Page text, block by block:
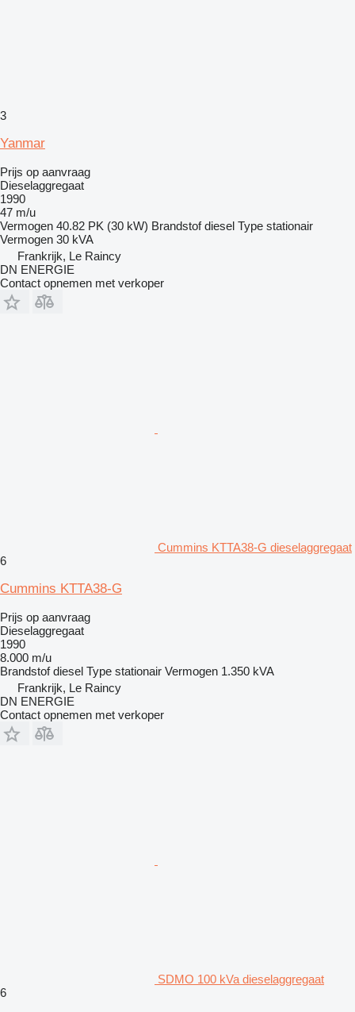
3
Yanmar
Prijs op aanvraag
Dieselaggregaat
1990
47 m/u
Vermogen 40.82 PK (30 kW) Brandstof diesel Type stationair
Vermogen 30 kVA
Frankrijk, Le Raincy
DN ENERGIE
Contact opnemen met verkoper
Cummins KTTA38-G dieselaggregaat
6
Cummins KTTA38-G
Prijs op aanvraag
Dieselaggregaat
1990
8.000 m/u
Brandstof diesel Type stationair Vermogen 1.350 kVA
Frankrijk, Le Raincy
DN ENERGIE
Contact opnemen met verkoper
SDMO 100 kVa dieselaggregaat
6